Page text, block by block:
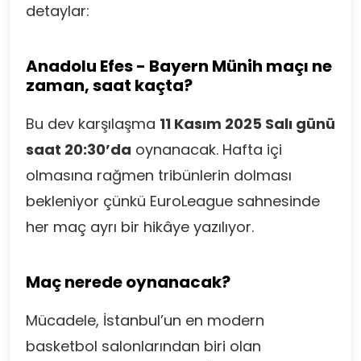
detaylar:
Anadolu Efes - Bayern Münih maçı ne
zaman, saat kaçta?
Bu dev karşılaşma 11 Kasım 2025 Salı günü
saat 20:30’da oynanacak. Hafta içi
olmasına rağmen tribünlerin dolması
bekleniyor çünkü EuroLeague sahnesinde
her maç ayrı bir hikâye yazılıyor.
Maç nerede oynanacak?
Mücadele, İstanbul’un en modern
basketbol salonlarından biri olan